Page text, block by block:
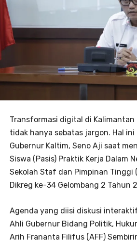
Transformasi digital di Kalimantan
tidak hanya sebatas jargon. Hal ini
Gubernur Kaltim, Seno Aji saat
Siswa (Pasis) Praktik Kerja Dalam
Sekolah Staf dan Pimpinan Tinggi
Dikreg ke-34 Gelombang 2 Tahun
Agenda yang diisi diskusi
Ahli Gubernur Bidang Politik,
Arih Frananta Filifus (AFF)